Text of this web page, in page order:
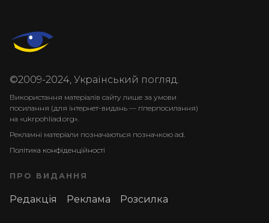
©2009-2024, Український погляд.
Використання матеріалів сайту лише за умови
посилання (для інтернет-видань — гіперпосилання)
на «ukrpohliad.org».
Рекламні матеріали позначаються позначкою ad.
Політика конфіденційності
ПРО ВИДАННЯ
Редакція Реклама Розсилка